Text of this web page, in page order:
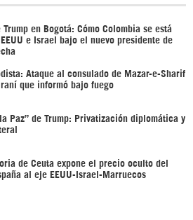
Trump en Bogotá: Cómo Colombia se está
e Israel bajo el nuevo presidente de
Ataque al consulado de Mazar-e-Sharif
que informó bajo fuego
Paz” de Trump: Privatización diplomática y
de Ceuta expone el precio oculto del
al eje EEUU-Israel-Marruecos